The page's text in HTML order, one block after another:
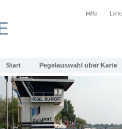
Hilfe
Start Pegelauswahl über Karte